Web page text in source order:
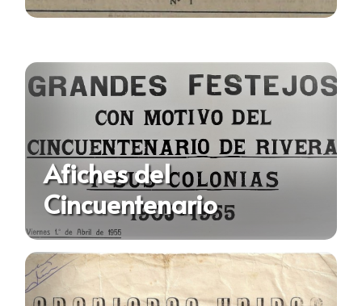
Afiches del
Cincuentenario